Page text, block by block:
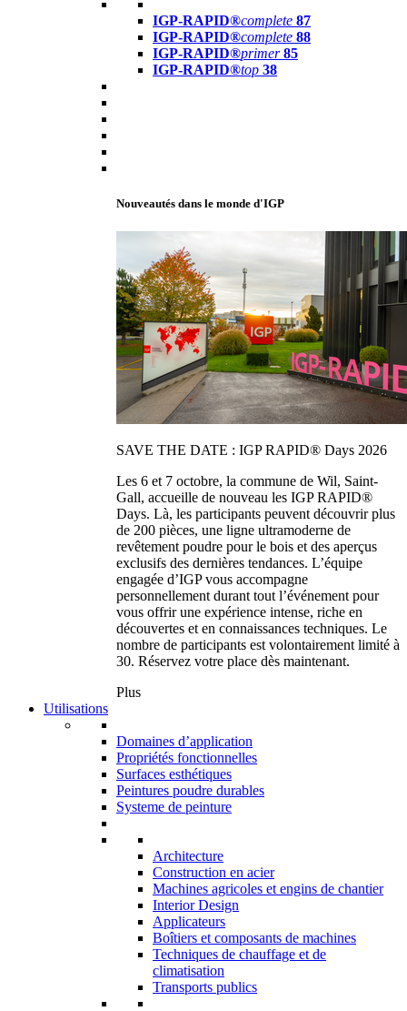
IGP-RAPID®complete 87
IGP-RAPID®complete 88
IGP-RAPID®primer 85
IGP-RAPID®top 38
Nouveautés dans le monde d'IGP
SAVE THE DATE : IGP RAPID® Days 2026
Les 6 et 7 octobre, la commune de Wil, Saint-
Gall, accueille de nouveau les IGP RAPID®
Days. Là, les participants peuvent découvrir plus
de 200 pièces, une ligne ultramoderne de
revêtement poudre pour le bois et des aperçus
exclusifs des dernières tendances. L’équipe
engagée d’IGP vous accompagne
personnellement durant tout l’événement pour
vous offrir une expérience intense, riche en
découvertes et en connaissances techniques. Le
nombre de participants est volontairement limité à
30. Réservez votre place dès maintenant.
Plus
Utilisations
Domaines d’application
Propriétés fonctionnelles
Surfaces esthétiques
Peintures poudre durables
Systeme de peinture
Architecture
Construction en acier
Machines agricoles et engins de chantier
Interior Design
Applicateurs
Boîtiers et composants de machines
Techniques de chauffage et de
climatisation
Transports publics